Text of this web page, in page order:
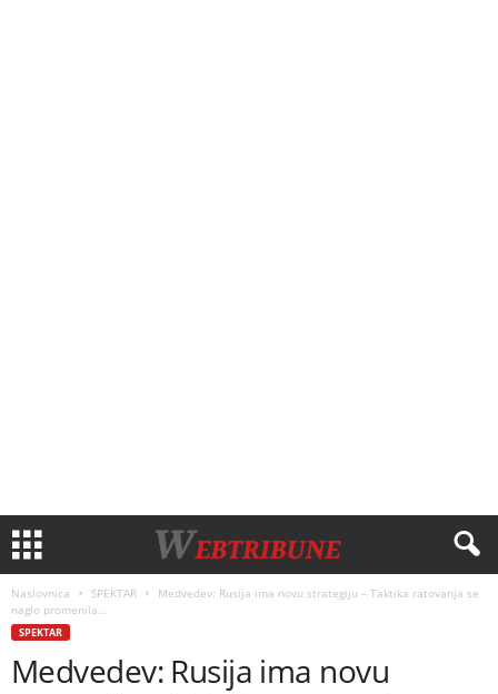
Naslovnica SPEKTAR
Medvedev: Rusija ima novu strategiju – Taktika ratovanja se
naglo promenila…
SPEKTAR
Medvedev: Rusija ima novu